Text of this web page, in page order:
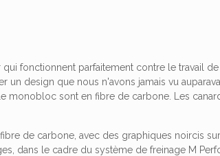
fonctionnent parfaitement contre le travail
design que nous n'avons jamais vu
monobloc sont en fibre de carbone. Les
de carbone, avec des graphiques noircis
dans le cadre du système de freinage M